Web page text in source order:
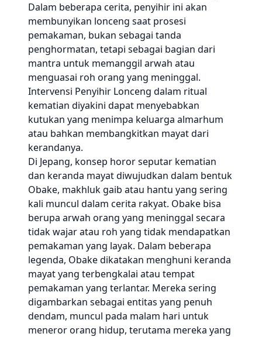
Dalam beberapa cerita, penyihir ini akan
membunyikan lonceng saat prosesi
pemakaman, bukan sebagai tanda
penghormatan, tetapi sebagai bagian dari
mantra untuk memanggil arwah atau
menguasai roh orang yang meninggal.
Intervensi Penyihir Lonceng dalam ritual
kematian diyakini dapat menyebabkan
kutukan yang menimpa keluarga almarhum
atau bahkan membangkitkan mayat dari
kerandanya.
Di Jepang, konsep horor seputar kematian
dan keranda mayat diwujudkan dalam bentuk
Obake, makhluk gaib atau hantu yang sering
kali muncul dalam cerita rakyat. Obake bisa
berupa arwah orang yang meninggal secara
tidak wajar atau roh yang tidak mendapatkan
pemakaman yang layak. Dalam beberapa
legenda, Obake dikatakan menghuni keranda
mayat yang terbengkalai atau tempat
pemakaman yang terlantar. Mereka sering
digambarkan sebagai entitas yang penuh
dendam, muncul pada malam hari untuk
meneror orang hidup, terutama mereka yang